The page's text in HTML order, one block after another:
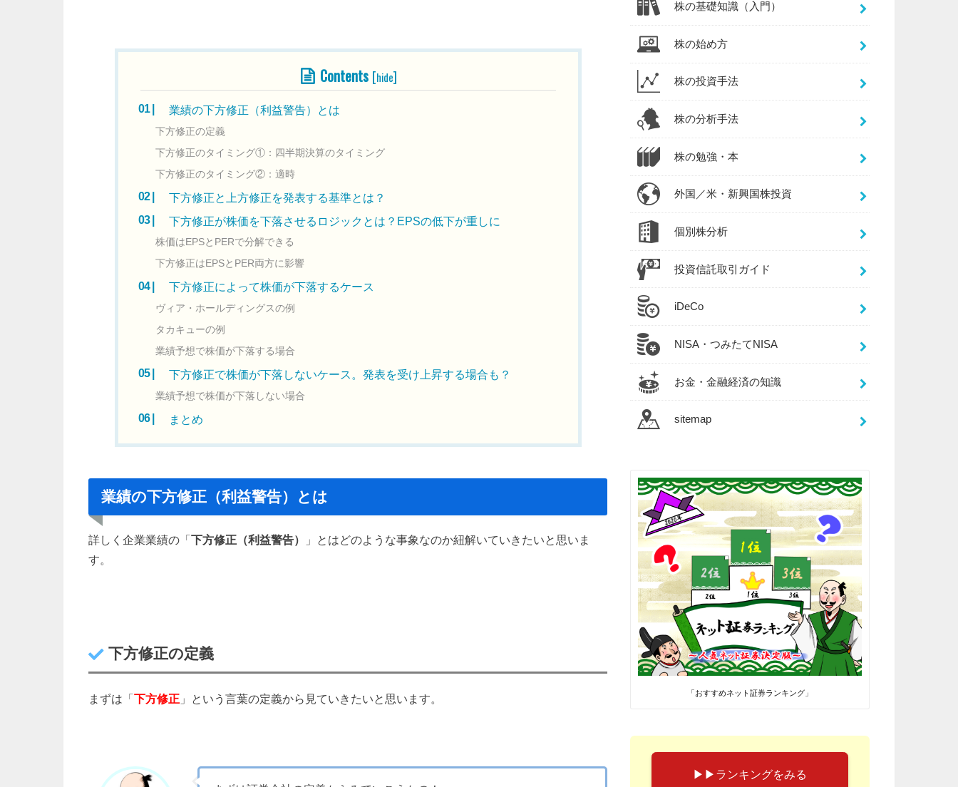
Contents [hide]
業績の下方修正（利益警告）とは
下方修正の定義
下方修正のタイミング①：四半期決算のタイミング
下方修正のタイミング②：適時
下方修正と上方修正を発表する基準とは？
下方修正が株価を下落させるロジックとは？EPSの低下が重しに
株価はEPSとPERで分解できる
下方修正はEPSとPER両方に影響
下方修正によって株価が下落するケース
ヴィア・ホールディングスの例
タカキューの例
業績予想で株価が下落する場合
下方修正で株価が下落しないケース。発表を受け上昇する場合も？
業績予想で株価が下落しない場合
まとめ
業績の下方修正（利益警告）とは
詳しく企業業績の「下方修正（利益警告）
」とはどのような事象なのか紐解いていきたいと思いま
す。
下方修正の定義
まずは「 下方修正 」という言葉の定義から見ていきたいと思います。
株の基礎知識（入門）
株の始め方
株の投資手法
株の分析手法
株の勉強・本
外国／米・新興国株投資
個別株分析
投資信託取引ガイド
iDeCo
NISA・つみたてNISA
お金・金融経済の知識
sitemap
「おすすめネット証券ランキング」
▶︎▶︎ランキングをみる